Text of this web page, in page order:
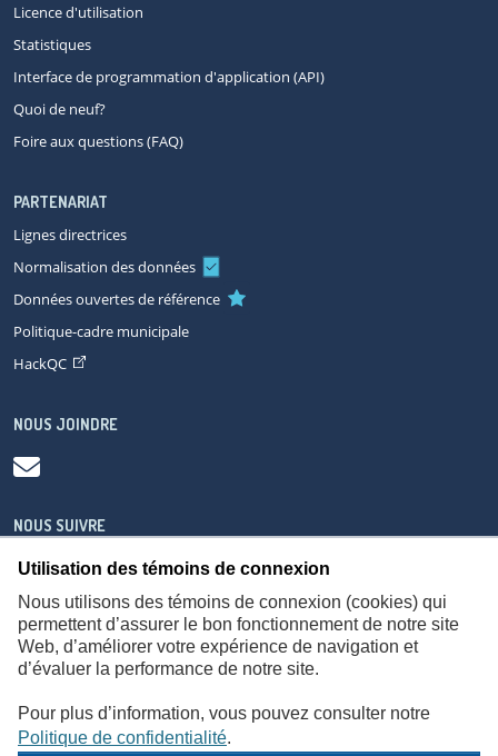
Utilisation des témoins de connexion
Nous utilisons des témoins de connexion (cookies) qui
permettent d’assurer le bon fonctionnement de notre site
Web, d’améliorer votre expérience de navigation et
d’évaluer la performance de notre site.
Pour plus d’information, vous pouvez consulter notre
Politique de confidentialité.
Licence d'utilisation
Statistiques
Interface de programmation d'application (API)
Quoi de neuf?
Foire aux questions (FAQ)
PARTENARIAT
Lignes directrices
Normalisation des données
Données ouvertes de référence
Politique-cadre municipale
HackQC
NOUS JOINDRE
NOUS SUIVRE
À propos Accessibilité Plan du site
Consignes de sécurité